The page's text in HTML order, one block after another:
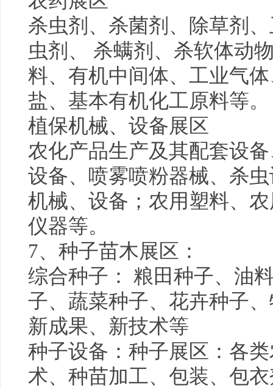
杀虫剂、杀菌剂、除草剂
虫剂、 杀螨剂、杀软体动
料、有机中间体、工业气
盐、基本有机化工原料等。
植保机械、设备展区
农化产品生产及其配套设
设备、喷雾喷粉器械、杀
机械、设备；农用塑料、
仪器等。
7、种子苗木展区：
综合种子： 粮田种子、油
子、蔬菜种子、花卉种子
新成果、新技术等
种子设备：种子展区：各
术、种苗加工、包装、包